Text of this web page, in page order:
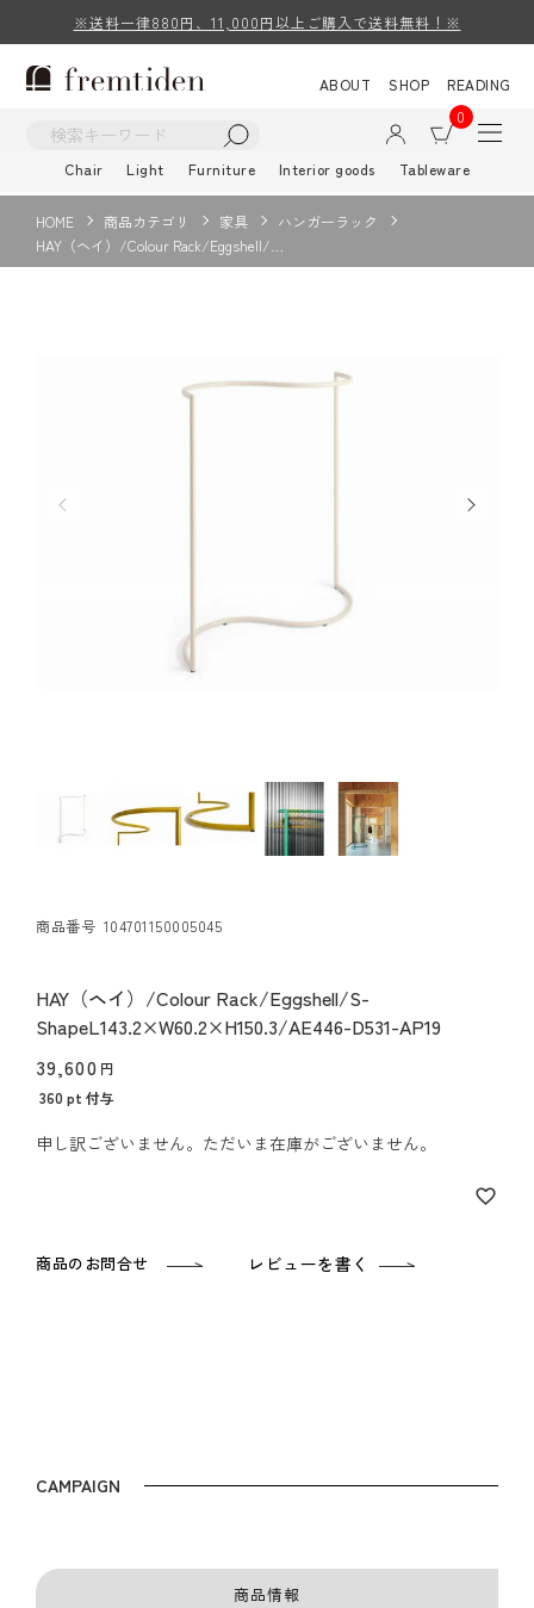
※送料一律880円、11,000円以上ご購入で送料無料！※
ABOUT SHOP
READING
0
Chair Light Furniture Interior goods Tableware
HOME 商品カテゴリ 家具
ハンガーラック
HAY（ヘイ）/Colour Rack/Eggshell/…
商品番号 104701150005045
HAY（ヘイ）/Colour Rack/Eggshell/S-
ShapeL143.2×W60.2×H150.3/AE446-D531-AP19
39,600
360 pt 付与
申し訳ございません。ただいま在庫がございません。
商品のお問合せ レビューを書く
CAMPAIGN
商品情報